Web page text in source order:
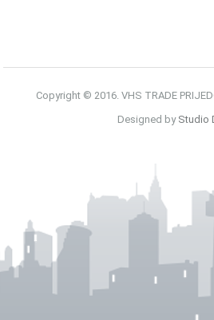
Copyright © 2016. VHS TRADE
Designed by Studio